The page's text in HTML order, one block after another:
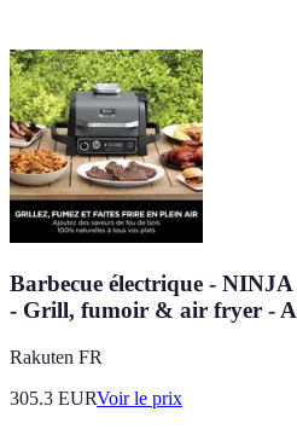
Barbecue électrique -
- Grill, fumoir & air fryer -
Rakuten FR
305.3 EURVoir le prix